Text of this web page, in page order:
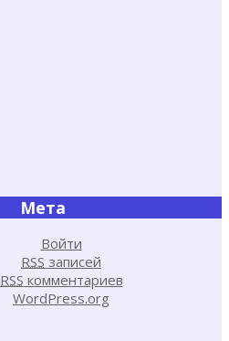
Мета
Войти
RSS записей
RSS комментариев
WordPress.org